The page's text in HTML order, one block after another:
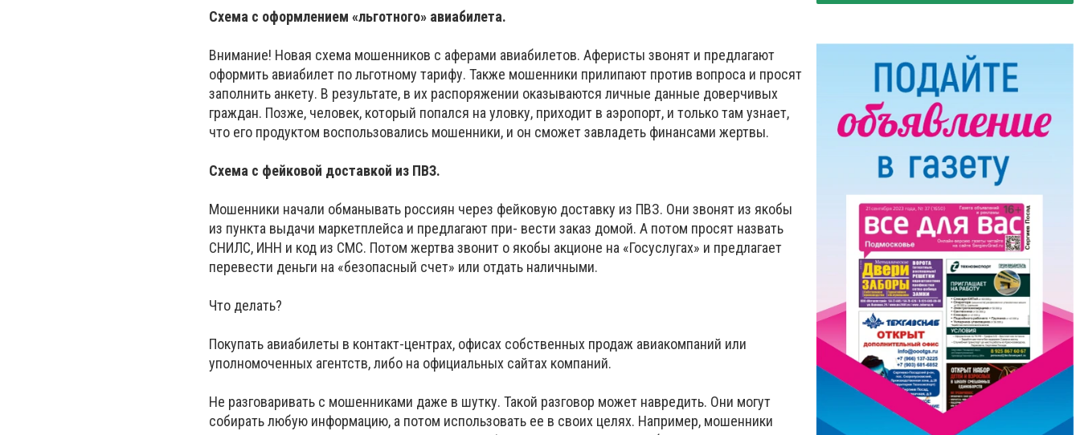
Схема с оформлением «льготного» авиабилета.
Внимание! Новая схема мошенников с аферами авиабилетов. Аферисты звонят и предлагают
оформить авиабилет по льготному тарифу. Также мошенники прилипают против вопроса и просят
заполнить анкету. В результате, в их распоряжении оказываются личные данные доверчивых
граждан. Позже, человек, который попался на уловку, приходит в аэропорт, и только там узнает,
что его продуктом воспользовались мошенники, и он сможет завладеть финансами жертвы.
Схема с фейковой доставкой из ПВЗ.
Мошенники начали обманывать россиян через фейковую доставку из ПВЗ. Они звонят из якобы
из пункта выдачи маркетплейса и предлагают при- вести заказ домой. А потом просят назвать
СНИЛС, ИНН и код из СМС. Потом жертва звонит о якобы акционе на «Госуслугах» и предлагает
перевести деньги на «безопасный счет» или отдать наличными.
Что делать?
Покупать авиабилеты в контакт-центрах, офисах собственных продаж авиакомпаний или
уполномоченных агентств, либо на официальных сайтах компаний.
Не разговаривать с мошенниками даже в шутку. Такой разговор может навредить. Они могут
собирать любую информацию, а потом использовать ее в своих целях. Например, мошенники